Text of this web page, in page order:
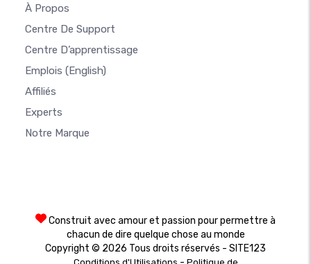
À Propos
Centre De Support
Centre D’apprentissage
Emplois (English)
Affiliés
Experts
Notre Marque
Construit avec amour et passion pour permettre à
chacun de dire quelque chose au monde
Copyright © 2026 Tous droits réservés - SITE123